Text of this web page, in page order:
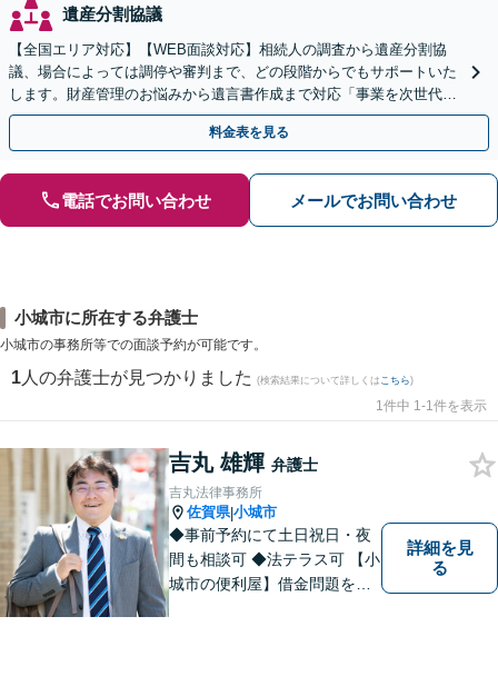
遺産分割協議
【全国エリア対応】【WEB面談対応】相続人の調査から遺産分割協
議、場合によっては調停や審判まで、どの段階からでもサポートいた
します。財産管理のお悩みから遺言書作成まで対応「事業を次世代に
引き継ぐ安心の事業承継をサポート」【完全個室相談】
料金表を見る
電話でお問い合わせ メールでお問い合わせ
小城市に所在する弁護士
小城市の事務所等での面談予約が可能です。
1 人の弁護士が見つかりました (検索結果について詳しくは こちら)
1件中 1-1件を表示
吉丸 雄輝 弁護士
吉丸法律事務所
佐賀県|小城市
◆事前予約にて土日祝日・夜
間も相談可 ◆法テラス可 【小
城市の便利屋】借金問題を中
詳細を見
る